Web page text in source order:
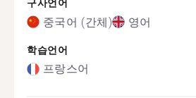
구사언어
중국어 (간체) 영어
학습언어
프랑스어